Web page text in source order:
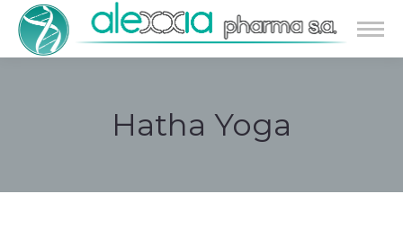
Hatha Yoga